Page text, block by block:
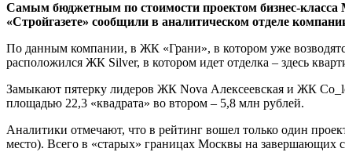
Самым бюджетным по стоимости проектом бизнес-
«Стройгазете» сообщили в аналитическом отделе
По данным компании, в ЖК «Грани», в котором уже
расположился ЖК Silver, в котором идет отделка – здесь
Замыкают пятерку лидеров ЖК Nova Алексеевская и ЖК
площадью 22,3 «квадрата» во втором – 5,8 млн рублей.
Аналитики отмечают, что в рейтинг вошел только один
место). Всего в «старых» границах Москвы на завершающих